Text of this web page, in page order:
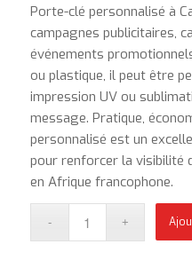
Porte-clé personnalisé à
campagnes publicitaires,
événements
ou plastique, il peut être
impression UV ou
message. Pratique,
personnalisé est un
pour renforcer la visibilité
en Afrique francophone.